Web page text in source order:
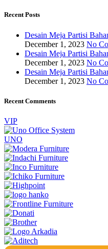
Recent Posts
Desain Meja Partisi
December 1, 2023 No
Desain Meja Partisi
December 1, 2023 No
Desain Meja Partisi
December 1, 2023 No
Recent Comments
VIP
UNO